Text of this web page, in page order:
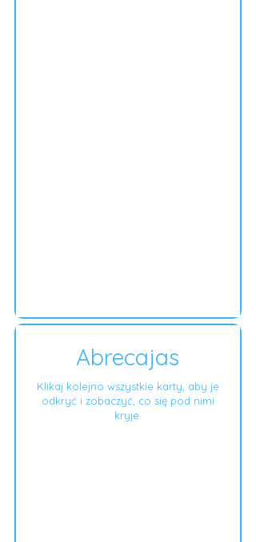
Abrecajas
Klikaj kolejno wszystkie karty, aby je
odkryć i zobaczyć, co się pod nimi
kryje.